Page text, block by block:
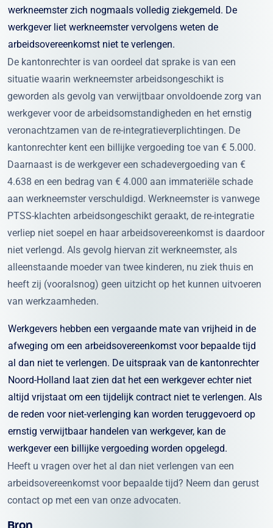
werkneemster zich nogmaals volledig ziekgemeld. De
werkgever liet werkneemster vervolgens weten de
arbeidsovereenkomst niet te verlengen.
De kantonrechter is van oordeel dat sprake is van een
situatie waarin werkneemster arbeidsongeschikt is
geworden als gevolg van verwijtbaar onvoldoende zorg van
werkgever voor de arbeidsomstandigheden en het ernstig
veronachtzamen van de re-integratieverplichtingen. De
kantonrechter kent een billijke vergoeding toe van € 5.000.
Daarnaast is de werkgever een schadevergoeding van €
4.638 en een bedrag van € 4.000 aan immateriële schade
aan werkneemster verschuldigd. Werkneemster is vanwege
PTSS-klachten arbeidsongeschikt geraakt, de re-integratie
verliep niet soepel en haar arbeidsovereenkomst is daardoor
niet verlengd. Als gevolg hiervan zit werkneemster, als
alleenstaande moeder van twee kinderen, nu ziek thuis en
heeft zij (vooralsnog) geen uitzicht op het kunnen uitvoeren
van werkzaamheden.
Werkgevers hebben een vergaande mate van vrijheid in de
afweging om een arbeidsovereenkomst voor bepaalde tijd
al dan niet te verlengen. De uitspraak van de kantonrechter
Noord-Holland laat zien dat het een werkgever echter niet
altijd vrijstaat om een tijdelijk contract niet te verlengen. Als
de reden voor niet-verlenging kan worden teruggevoerd op
ernstig verwijtbaar handelen van werkgever, kan de
werkgever een billijke vergoeding worden opgelegd.
Heeft u vragen over het al dan niet verlengen van een
arbeidsovereenkomst voor bepaalde tijd? Neem dan gerust
contact op met een van onze advocaten.